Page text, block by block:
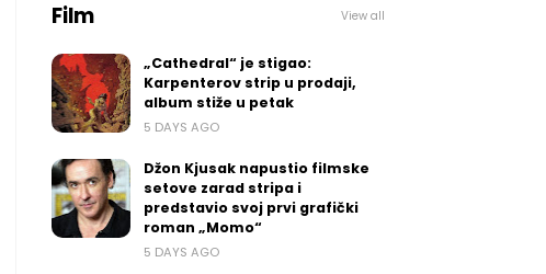
Film View all
„Cathedral“ je stigao:
Karpenterov strip u prodaji,
album stiže u petak
5 DAYS AGO
Džon Kjusak napustio filmske
setove zarad stripa i
predstavio svoj prvi grafički
roman „Momo“
5 DAYS AGO